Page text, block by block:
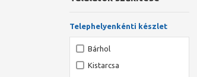
Telephelyenkénti készlet
Bárhol
Kistarcsa